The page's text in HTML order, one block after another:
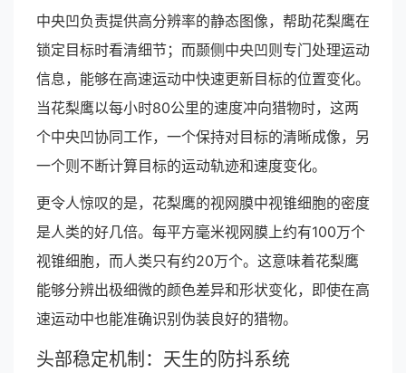
中央凹负责提供高分辨率的静态图像，帮助花梨鹰在
锁定目标时看清细节；而颞侧中央凹则专门处理运动
信息，能够在高速运动中快速更新目标的位置变化。
当花梨鹰以每小时80公里的速度冲向猎物时，这两
个中央凹协同工作，一个保持对目标的清晰成像，另
一个则不断计算目标的运动轨迹和速度变化。
更令人惊叹的是，花梨鹰的视网膜中视锥细胞的密度
是人类的好几倍。每平方毫米视网膜上约有100万个
视锥细胞，而人类只有约20万个。这意味着花梨鹰
能够分辨出极细微的颜色差异和形状变化，即使在高
速运动中也能准确识别伪装良好的猎物。
头部稳定机制：天生的防抖系统